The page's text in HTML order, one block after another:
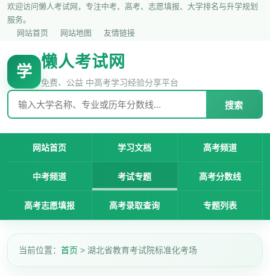
欢迎访问懒人考试网，专注中考、高考、志愿填报、大学排名与升学规划
服务。
网站首页
网站地图 友情链接
学
懒人考试网
免费、公益 中高考学习经验分享平台
搜索
网站首页 学习文档 高考频道
中考频道 考试专题 高考分数线
高考志愿填报 高考录取查询 专题列表
当前位置： 首页 > 湖北省教育考试院标准化考场